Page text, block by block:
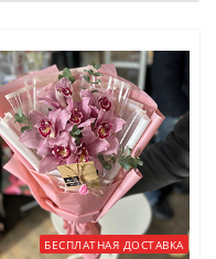
БЕСПЛАТНАЯ ДОСТАВКА